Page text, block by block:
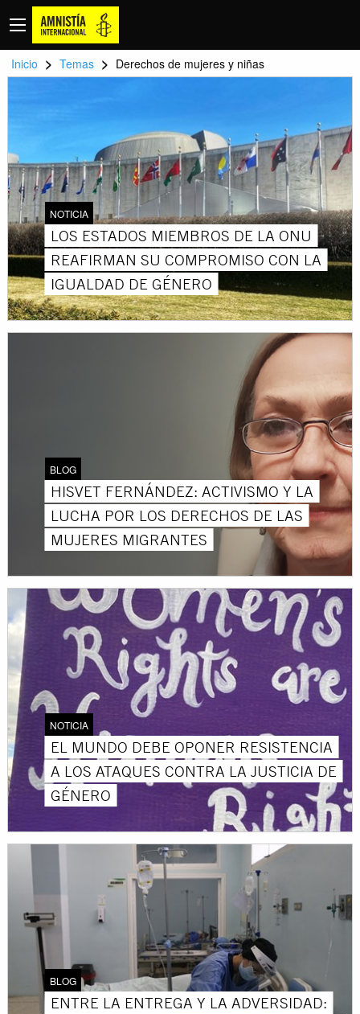
Inicio > Temas > Derechos de mujeres y niñas
NOTICIA
LOS ESTADOS MIEMBROS DE LA ONU
REAFIRMAN SU COMPROMISO CON LA
IGUALDAD DE GÉNERO
BLOG
HISVET FERNÁNDEZ: ACTIVISMO Y LA
LUCHA POR LOS DERECHOS DE LAS
MUJERES MIGRANTES
NOTICIA
EL MUNDO DEBE OPONER RESISTENCIA
A LOS ATAQUES CONTRA LA JUSTICIA DE
GÉNERO
BLOG
ENTRE LA ENTREGA Y LA ADVERSIDAD: